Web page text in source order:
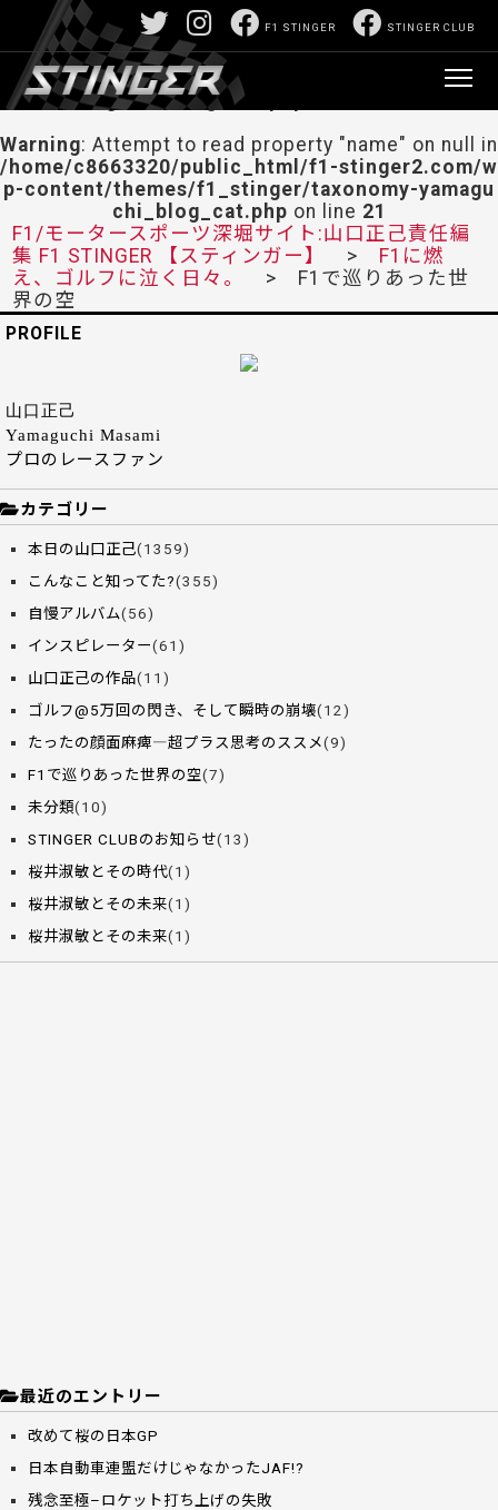
STINGER CLUB
F1 STINGER
Warning: Attempt to read property "labels" on null i
n/home/c8663320/public_html/f1-stinger2.co
m/wp-content/themes/f1_stinger/taxonomy-yam
aguchi_blog_cat.php
Warning: Attempt to read property "name" on null in
/home/c8663320/public_html/f1-stinger2.com/w
p-content/themes/f1_stinger/taxonomy-yamagu
chi_blog_cat.php on line 21
F1/モータースポーツ深堀サイト:山口正己責任編
集 F1 STINGER 【スティンガー】
> F1に燃
え、ゴルフに泣く日々。
> F1で巡りあった世
界の空
PROFILE
山口正己
Yamaguchi Masami
プロのレースファン
カテゴリー
本日の山口正己(1359)
こんなこと知ってた?(355)
自慢アルバム(56)
インスピレーター(61)
山口正己の作品(11)
ゴルフ@5万回の閃き、そして瞬時の崩壊(12)
たったの顔面麻痺―超プラス思考のススメ(9)
F1で巡りあった世界の空(7)
未分類(10)
STINGER CLUBのお知らせ(13)
桜井淑敏とその時代(1)
桜井淑敏とその未来(1)
桜井淑敏とその未来(1)
最近のエントリー
改めて桜の日本GP
日本自動車連盟だけじゃなかったJAF!?
残念至極–ロケット打ち上げの失敗